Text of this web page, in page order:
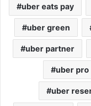
uber eats pay
uber green
uber partner
uber pro
uber